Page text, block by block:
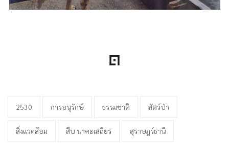
2530 การอนุรักษ์ ธรรมชาติ สัตว์ป่า
สิ่งแวดล้อม สืบ นาคะเสถียร สุราษฎร์ธานี